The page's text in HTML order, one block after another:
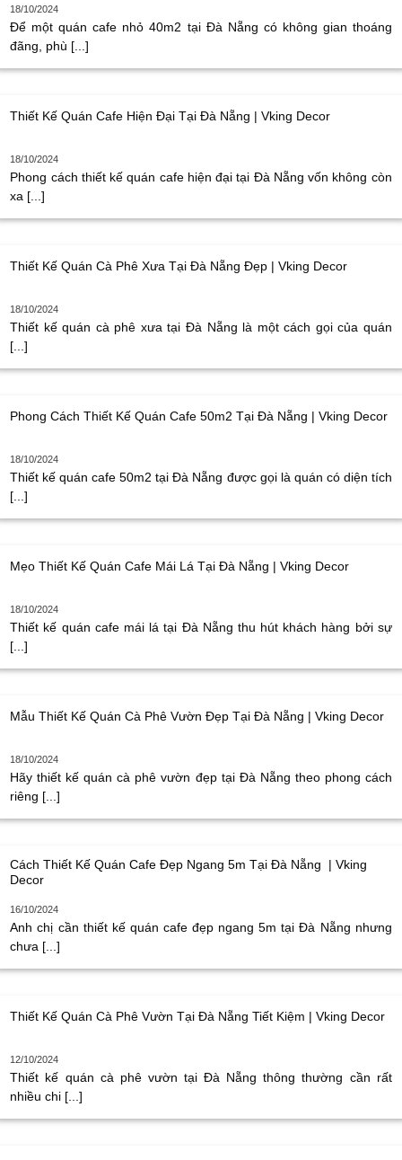
18/10/2024
Để một quán cafe nhỏ 40m2 tại Đà Nẵng có không gian thoáng
đãng, phù [...]
Thiết Kế Quán Cafe Hiện Đại Tại Đà Nẵng | Vking Decor
18/10/2024
Phong cách thiết kế quán cafe hiện đại tại Đà Nẵng vốn không còn
xa [...]
Thiết Kế Quán Cà Phê Xưa Tại Đà Nẵng Đẹp | Vking Decor
18/10/2024
Thiết kế quán cà phê xưa tại Đà Nẵng là một cách gọi của quán
[...]
Phong Cách Thiết Kế Quán Cafe 50m2 Tại Đà Nẵng | Vking Decor
18/10/2024
Thiết kế quán cafe 50m2 tại Đà Nẵng được gọi là quán có diện tích
[...]
Mẹo Thiết Kế Quán Cafe Mái Lá Tại Đà Nẵng | Vking Decor
18/10/2024
Thiết kế quán cafe mái lá tại Đà Nẵng thu hút khách hàng bởi sự
[...]
Mẫu Thiết Kế Quán Cà Phê Vườn Đẹp Tại Đà Nẵng | Vking Decor
18/10/2024
Hãy thiết kế quán cà phê vườn đẹp tại Đà Nẵng theo phong cách
riêng [...]
Cách Thiết Kế Quán Cafe Đẹp Ngang 5m Tại Đà Nẵng | Vking
Decor
16/10/2024
Anh chị cần thiết kế quán cafe đẹp ngang 5m tại Đà Nẵng nhưng
chưa [...]
Thiết Kế Quán Cà Phê Vườn Tại Đà Nẵng Tiết Kiệm | Vking Decor
12/10/2024
Thiết kế quán cà phê vườn tại Đà Nẵng thông thường cần rất
nhiều chi [...]